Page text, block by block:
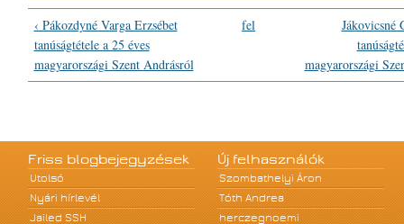
‹ Pákozdyné Varga Erzsébet
tanúságtétele a 25 éves
magyarországi Szent Andrásról
fel
Jákovicsné
magyarországi
Friss blogbejegyzések
Utolsó
Nyári hírlevél
Jailed SSH
Új felhasználók
Szombathelyi Áron
Tóth Andrea
herczegnoemi